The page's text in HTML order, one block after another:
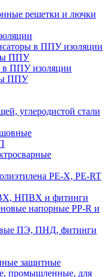
решетки и лючки
в ППУ изоляции
ППУ
в ППУ изоляции
ППУ
углеродистой стали
PE-X, PE-RT
НПВХ и фитинги
напорные PP-R и
ПЭ, ПНД, фитинги
защитные
промышленные, для